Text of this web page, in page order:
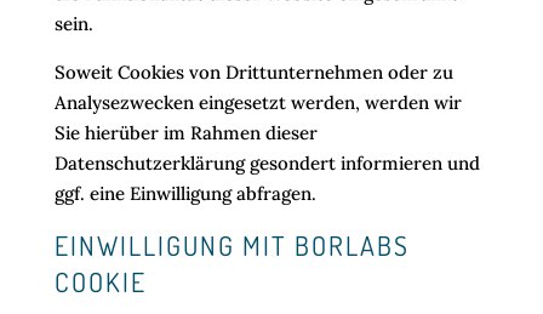
sein.
Soweit Cookies von Drittunternehmen oder zu
Analysezwecken eingesetzt werden, werden wir
Sie hierüber im Rahmen dieser
Datenschutzerklärung gesondert informieren und
ggf. eine Einwilligung abfragen.
EINWILLIGUNG MIT BORLABS
COOKIE